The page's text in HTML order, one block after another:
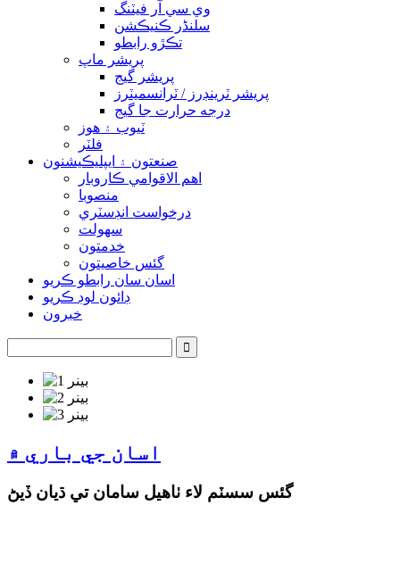
وي سي آر فيٽنگ
سلنڈر ڪنيڪشن
تڪڙو رابطو
پريشر ماپ
پريشر گيج
پريشر ٽرينڊرز / ٽرانسميٽرز
درجه حرارت جا گيج
ٽيوب ۽ هوز
فلٽر
صنعتون ۽ ايپليڪيشنون
اهم الاقوامي ڪاروبار
منصوبا
درخواست انڊسٽري
سهولت
خدمتون
گئس خاصيتون
اسان سان رابطو ڪريو
ڊائون لوڊ ڪريو
خبرون
اسان جي باري ۾
گئس سسٽم لاء ٺاهيل سامان تي ڌيان ڏيڻ